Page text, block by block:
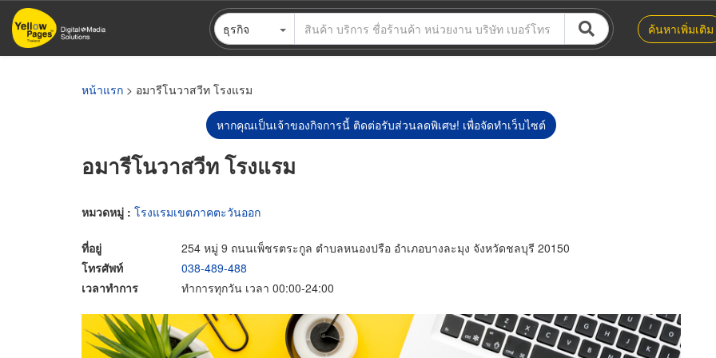
ข้าม
ไป
ธุรกิจ ค้นหาเพิ่มเติม
หน้าแรก > อมารีโนวาสวีท โรงแรม
หากคุณเป็นเจ้าของกิจการนี้ ติดต่อรับส่วนลดพิเศษ! เพื่อจัดทำเว็บไซต์
อมารีโนวาสวีท โรงแรม
หมวดหมู่ : โรงแรมเขตภาคตะวันออก
ที่อยู่
254 หมู่ 9 ถนนเพ็ชรตระกูล ตำบลหนองปรือ อำเภอบางละมุง จังหวัดชลบุรี 20150
โทรศัพท์
038-489-488
เวลาทำการ
ทำการทุกวัน เวลา 00:00-24:00